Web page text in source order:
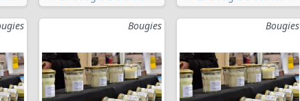
Bougies Bougies